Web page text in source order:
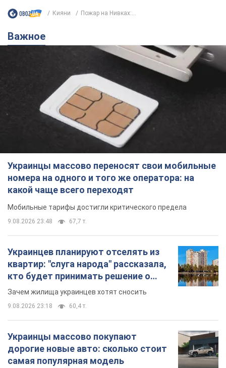
Кияни Пожар на Нивках:...
Важное
Украинцы массово переносят свои мобильные
номера на одного и того же оператора: на
какой чаще всего переходят
Мобильные тарифы достигли критического предела
9.08.2026 23:48 67,7 т.
Украинцев планируют отселять из
квартир: "слуга народа" рассказала,
кто будет принимать решение о
сносе домов
Зачем жилища украинцев хотят сносить
9.08.2026 23:18 60,4 т.
Украинцы массово покупают
дорогие новые авто: сколько стоит
самая популярная модель